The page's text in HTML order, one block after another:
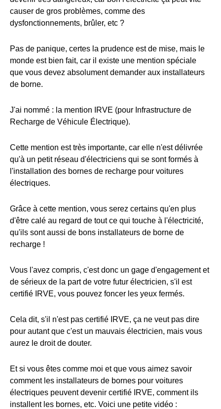
causer de gros problèmes, comme des
dysfonctionnements, brûler, etc ?
Pas de panique, certes la prudence est de mise, mais le
monde est bien fait, car il existe une mention spéciale
que vous devez absolument demander aux installateurs
de borne.
J'ai nommé : la mention IRVE (pour Infrastructure de
Recharge de Véhicule Électrique).
Cette mention est très importante, car elle n'est délivrée
qu'à un petit réseau d'électriciens qui se sont formés à
l'installation des bornes de recharge pour voitures
électriques.
Grâce à cette mention, vous serez certains qu'en plus
d'être calé au regard de tout ce qui touche à l'électricité,
qu'ils sont aussi de bons installateurs de borne de
recharge !
Vous l'avez compris, c'est donc un gage d'engagement et
de sérieux de la part de votre futur électricien, s'il est
certifié IRVE, vous pouvez foncer les yeux fermés.
Cela dit, s'il n'est pas certifié IRVE, ça ne veut pas dire
pour autant que c'est un mauvais électricien, mais vous
aurez le droit de douter.
Et si vous êtes comme moi et que vous aimez savoir
comment les installateurs de bornes pour voitures
électriques peuvent devenir certifié IRVE, comment ils
installent les bornes, etc. Voici une petite vidéo :